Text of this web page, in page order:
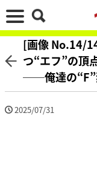
[画像 No.14/
つ“エフ”の頂
──俺達の“F”
2025/07/31